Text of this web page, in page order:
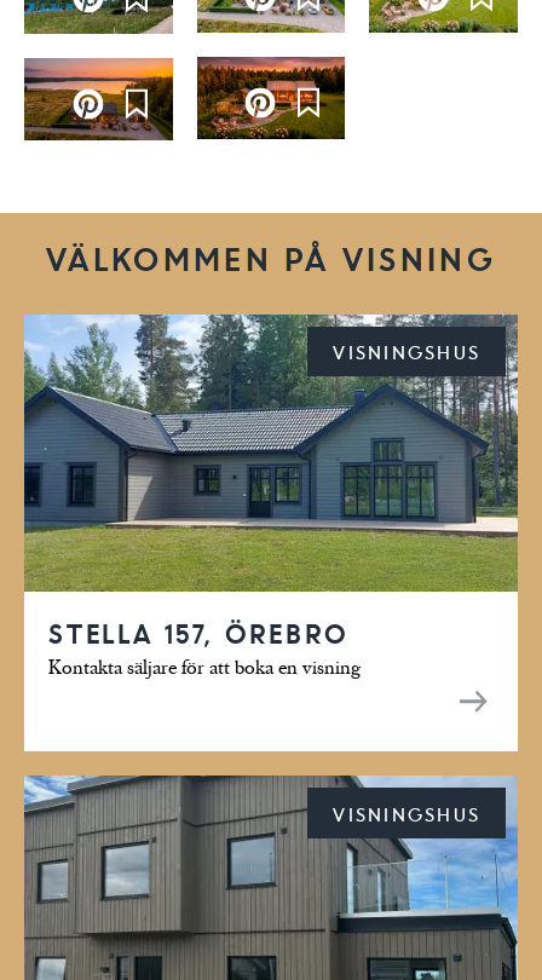
VÄLKOMMEN PÅ VISNING
VISNINGSHUS
STELLA 157, ÖREBRO
Kontakta säljare för att boka en visning
VISNINGSHUS